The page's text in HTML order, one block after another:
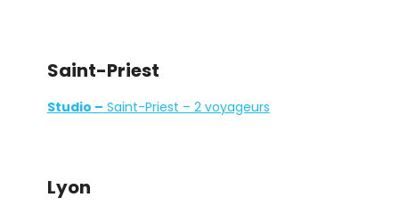
Saint-Priest
Studio – Saint-Priest – 2 voyageurs
Lyon